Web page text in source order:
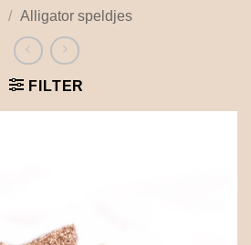
/ Alligator speldjes
FILTER